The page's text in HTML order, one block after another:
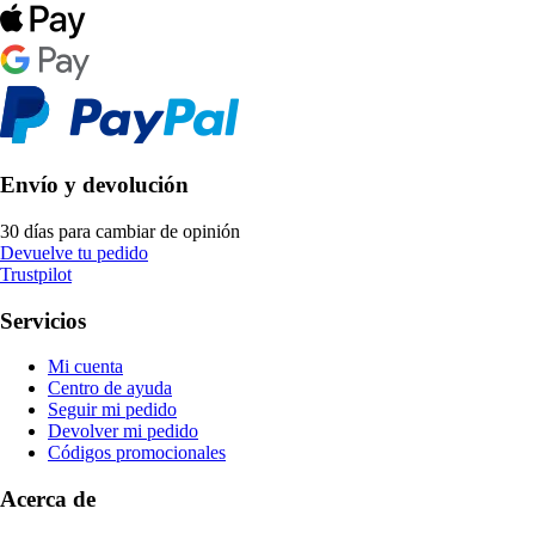
Envío y devolución
30 días para cambiar de opinión
Devuelve tu pedido
Trustpilot
Servicios
Mi cuenta
Centro de ayuda
Seguir mi pedido
Devolver mi pedido
Códigos promocionales
Acerca de